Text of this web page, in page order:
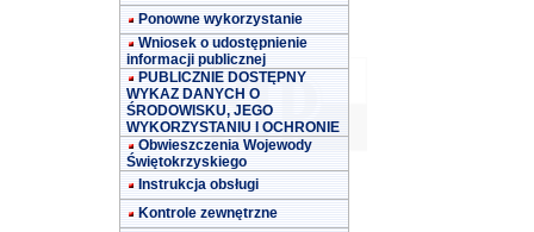
Ponowne wykorzystanie
Wniosek o udostępnienie
informacji publicznej
PUBLICZNIE DOSTĘPNY
WYKAZ DANYCH O
ŚRODOWISKU, JEGO
WYKORZYSTANIU I OCHRONIE
Obwieszczenia Wojewody
Świętokrzyskiego
Instrukcja obsługi
Kontrole zewnętrzne